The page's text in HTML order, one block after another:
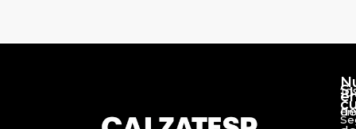
de